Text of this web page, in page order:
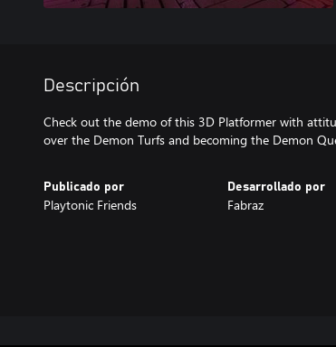
Descripción
Check out the demo of this 3D Platformer with
over the Demon Turfs and becoming the Demon
Publicado por
Playtonic Friends
Desarrollado por
Fabraz